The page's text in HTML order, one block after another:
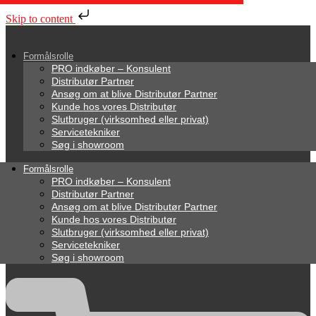
Skip to content
Formålsrolle
PRO indkøber – Konsulent
Distributør Partner
Ansøg om at blive Distributør Partner
Kunde hos vores Distributør
Slutbruger (virksomhed eller privat)
Servicetekniker
Søg i showroom
Formålsrolle
PRO indkøber – Konsulent
Distributør Partner
Ansøg om at blive Distributør Partner
Kunde hos vores Distributør
Slutbruger (virksomhed eller privat)
Servicetekniker
Søg i showroom